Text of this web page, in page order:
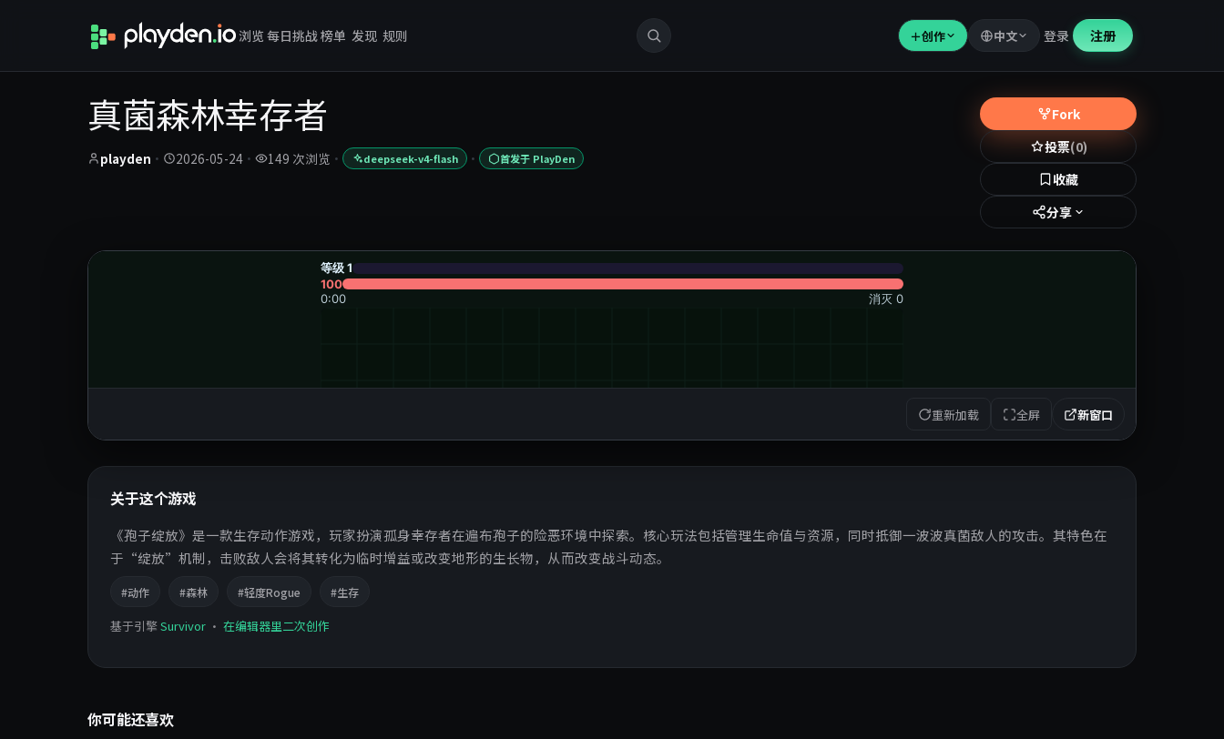
浏览 每日挑战榜单 发现 规则 ＋创作 中文 登录 注册
真菌森林幸存者
playden · 2026-05-24 · 149 次浏览 · deepseek-v4-flash · 首发于 PlayDen
Fork
投票(0)
收藏
分享
重新加载 全屏 新窗口
关于这个游戏
《孢子绽放》是一款生存动作游戏，玩家扮演孤身幸存者在遍布孢子的险恶环境中探索。核心玩法包括管理生命值与资源，同时抵御一波波真菌敌人的攻击。其特色在
于“绽放”机制，击败敌人会将其转化为临时增益或改变地形的生长物，从而改变战斗动态。
#动作 #森林 #轻度Rogue #生存
基于引擎Survivor · 在编辑器里二次创作
你可能还喜欢